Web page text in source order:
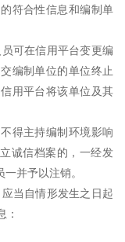
符合性信息和编制单
可在信用平台变更编
编制单位的单位终止
用平台将该单位及其
得主持编制环境影响
诚信档案的，一经发
并予以注销。
当自情形发生之日起